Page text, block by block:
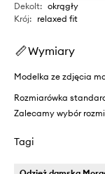
Dekolt: okrągły
Krój: relaxed fit
Wymiary
Modelka ze zdjęcia
Rozmiarówka
Zalecamy wybór
Tagi